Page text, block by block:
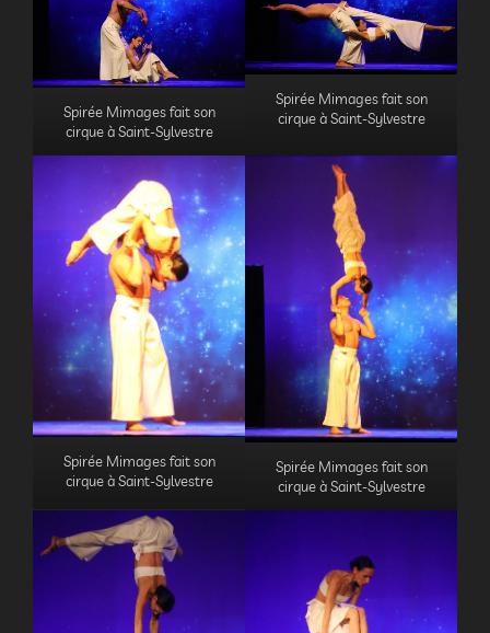
Spirée Mimages fait son
cirque à Saint-Sylvestre
Spirée Mimages fait son
cirque à Saint-Sylvestre
Spirée Mimages fait son
cirque à Saint-Sylvestre
Spirée Mimages fait son
cirque à Saint-Sylvestre